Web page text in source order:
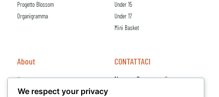
Progetto Blossom
Organigramma
Under 15
Under 17
Mini Basket
About
News
Sponsor
CONTATTACI
Nome e Cognome
We respect your privacy